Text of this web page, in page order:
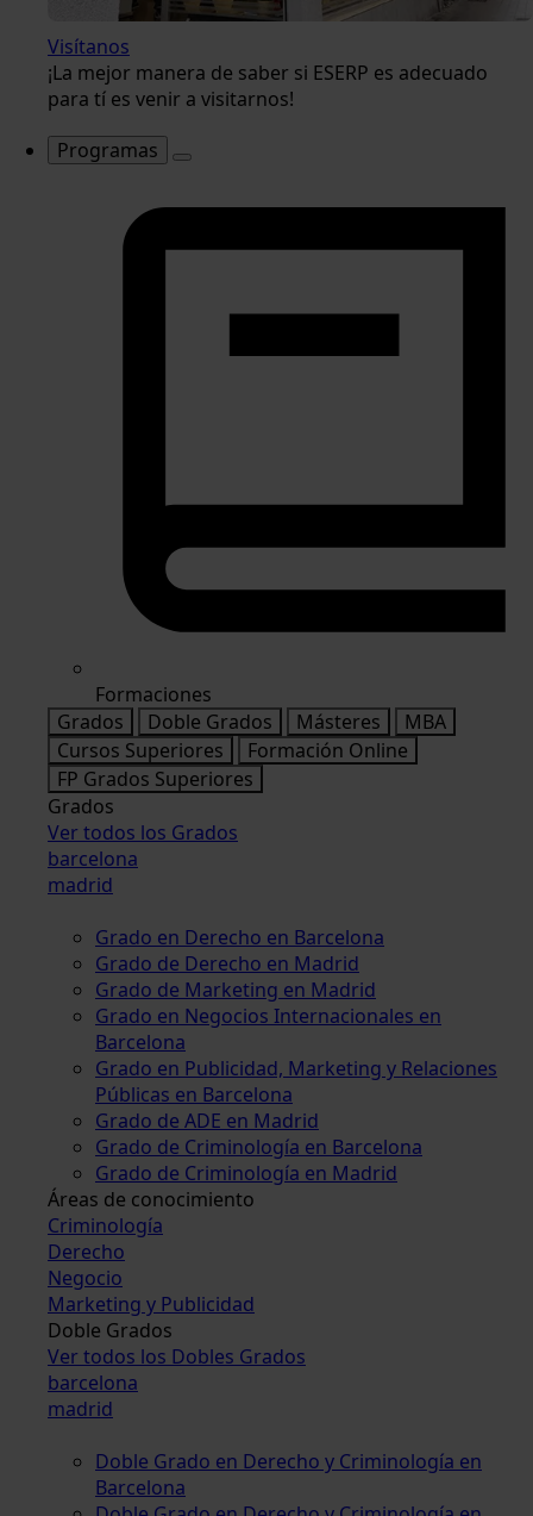
Visítanos
¡La mejor manera de saber si ESERP es adecuado
para tí es venir a visitarnos!
Programas
Formaciones
Grados
Doble Grados Másteres
MBA
Cursos Superiores
Formación Online
FP Grados Superiores
Grados
Ver todos los Grados
barcelona
madrid
Grado en Derecho en Barcelona
Grado de Derecho en Madrid
Grado de Marketing en Madrid
Grado en Negocios Internacionales en
Barcelona
Grado en Publicidad, Marketing y Relaciones
Públicas en Barcelona
Grado de ADE en Madrid
Grado de Criminología en Barcelona
Grado de Criminología en Madrid
Áreas de conocimiento
Criminología
Derecho
Negocio
Marketing y Publicidad
Doble Grados
Ver todos los Dobles Grados
barcelona
madrid
Doble Grado en Derecho y Criminología en
Barcelona